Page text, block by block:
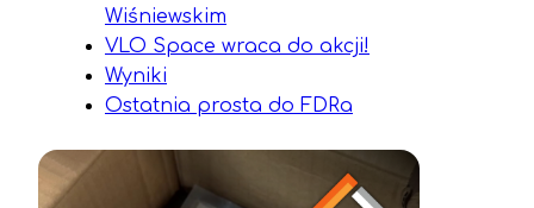
Wiśniewskim
VLO Space wraca do akcji!
Wyniki
Ostatnia prosta do FDRa